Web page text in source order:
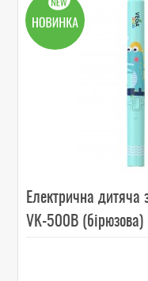
Електрична дитяча
VK-500B (бірюзова)